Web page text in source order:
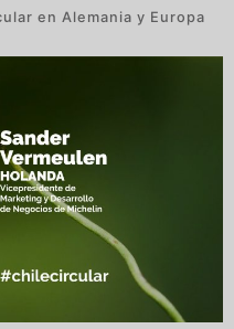
en Alemania y Europa